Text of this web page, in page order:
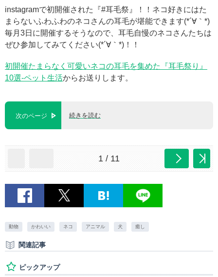
instagramで初開催された『#耳毛祭』！！ネコ好きにはた
まらないふわふわのネコさんの耳毛が堪能できます(*´∀｀*)
毎月3日に開催するそうなので、耳毛自慢のネコさんたちは
ぜひ参加してみてください(*´∀｀*)！！
初開催たまらなく可愛いネコの耳毛を集めた『耳毛祭り』
10選-ペット生活からお送りします。
次のページ 続きを読む
1 / 11
動物 かわいい ネコ アニマル 犬 癒し
関連記事
ピックアップ